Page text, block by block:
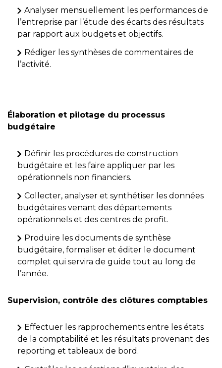
Analyser mensuellement les performances de
l’entreprise par l’étude des écarts des résultats
par rapport aux budgets et objectifs.
Rédiger les synthèses de commentaires de
l’activité.
Élaboration et pilotage du processus
budgétaire
Définir les procédures de construction
budgétaire et les faire appliquer par les
opérationnels non financiers.
Collecter, analyser et synthétiser les données
budgétaires venant des départements
opérationnels et des centres de profit.
Produire les documents de synthèse
budgétaire, formaliser et éditer le document
complet qui servira de guide tout au long de
l’année.
Supervision, contrôle des clôtures comptables
Effectuer les rapprochements entre les états
de la comptabilité et les résultats provenant des
reporting et tableaux de bord.